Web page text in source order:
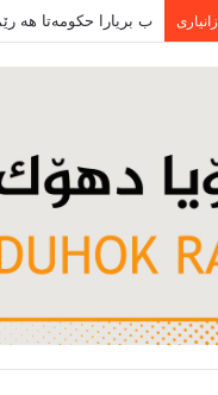
زانیاری ب بریارا حکومەتا ھە